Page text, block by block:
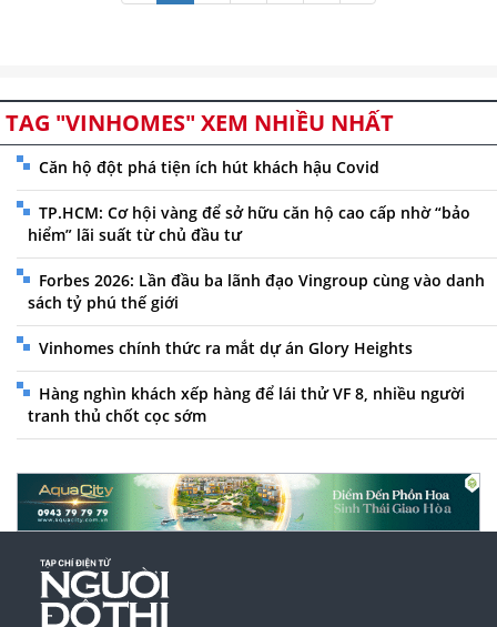
TAG "VINHOMES" XEM NHIỀU NHẤT
Căn hộ đột phá tiện ích hút khách hậu Covid
TP.HCM: Cơ hội vàng để sở hữu căn hộ cao cấp nhờ “bảo
hiểm” lãi suất từ chủ đầu tư
Forbes 2026: Lần đầu ba lãnh đạo Vingroup cùng vào danh
sách tỷ phú thế giới
Vinhomes chính thức ra mắt dự án Glory Heights
Hàng nghìn khách xếp hàng để lái thử VF 8, nhiều người
tranh thủ chốt cọc sớm